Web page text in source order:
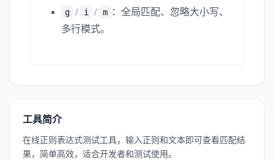
g / i / m ：全局匹配、忽略大小写、
多行模式。
工具简介
在线正则表达式测试工具，输入正则和文本即可查看匹配结
果，简单高效，适合开发者和测试使用。